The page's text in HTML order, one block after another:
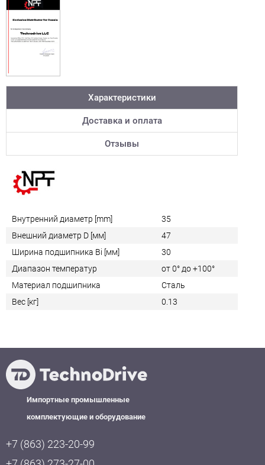
Характеристики
Доставка и оплата
Отзывы
Внутренний диаметр [mm]
35
Внешний диаметр D [мм]
47
Ширина подшипника Bi [мм]
30
Диапазон температур
от 0° до +100°
Материал подшипника
Сталь
Вес [кг]
0.13
Импортные промышленные
комплектующие и оборудование
+7 (863) 223-20-99